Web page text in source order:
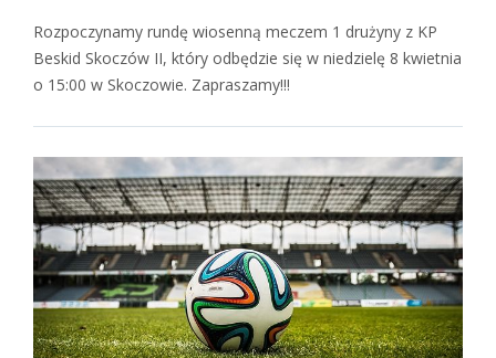
Rozpoczynamy rundę wiosenną meczem 1 drużyny z KP
Beskid Skoczów II, który odbędzie się w niedzielę 8 kwietnia
o 15:00 w Skoczowie. Zapraszamy!!!